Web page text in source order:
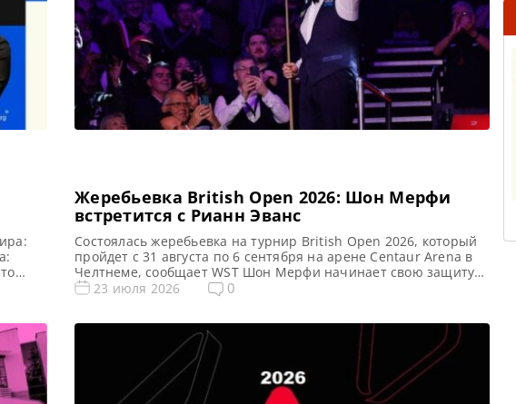
Жеребьевка British Open 2026: Шон Мерфи
встретится с Рианн Эванс
Состоялась жеребьевка на турнир British Open 2026, который
пройдет с 31 августа по 6 сентября на арене Centaur Arena в
Челтнеме, сообщает WST Шон Мерфи начинает свою защиту
титула на турнире British Open 2026 по снукеру в Челтнеме,
23 июля 2026 0